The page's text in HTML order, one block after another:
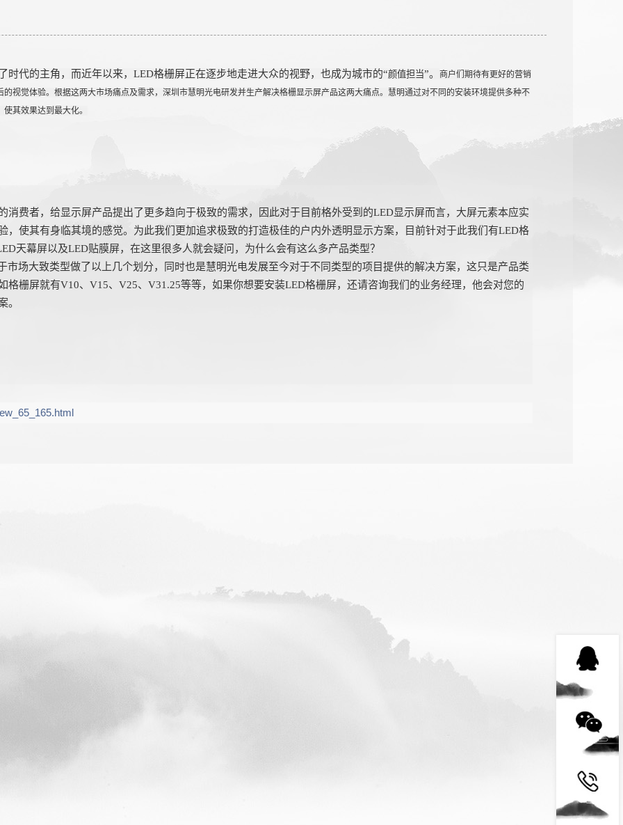
时代的主角，而近年以来，LED格栅屏正在逐步地走进大众的视野，也成为城市的“颜值担当”。 商户们期待有更好的营销
视觉体验。根据这两大市场痛点及需求，深圳市慧明光电研发并生产解决格栅显示屏产品这两大痛点。慧明通过对不同的安装环境提供多种不
使其效果达到最大化。
消费者，给显示屏产品提出了更多趋向于极致的需求，因此对于目前格外受到的LED显示屏而言，大屏元素本应实
，使其有身临其境的感觉。为此我们更加追求极致的打造极佳的户内外透明显示方案，目前针对于此我们有LED格
天幕屏以及LED贴膜屏，在这里很多人就会疑问，为什么会有这么多产品类型？
市场大致类型做了以上几个划分，同时也是慧明光电发展至今对于不同类型的项目提供的解决方案，这只是产品类
格栅屏就有V10、V15、V25、V31.25等等，如果你想要安装LED格栅屏，还请咨询我们的业务经理，他会对您的
。